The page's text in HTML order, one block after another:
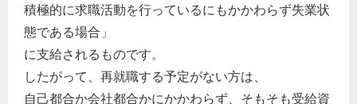
積極的に求職活動を行っているにもかかわらず失業状
態である場合」
に支給されるものです。
したがって、再就職する予定がない方は、
自己都合か会社都合かにかかわらず、そもそも受給資